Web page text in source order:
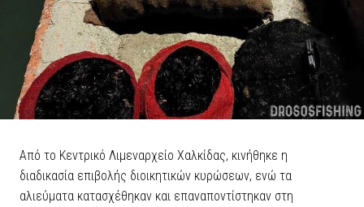
Από το Κεντρικό Λιμεναρχείο Χαλκίδας, κινήθηκε η
διαδικασία επιβολής διοικητικών κυρώσεων, ενώ τα
αλιεύματα κατασχέθηκαν και επαναποντίστηκαν στη